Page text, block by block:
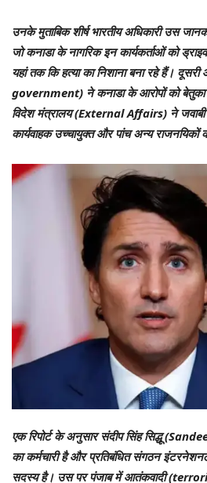
उनके मुताबिक शीर्ष भारतीय अधिकारी उस
जो कनाडा के नागरिक इन कार्यकर्ताओं को
यहां तक कि हत्या का निशाना बना रहे हैं।
government) ने कनाडा के आरोपों को बेतुका
विदेश मंत्रालय (External Affairs) ने जवाबी
कार्यवाहक उच्चायुक्त और पांच अन्य राजनयिकों
एक रिपोर्ट के अनुसार संदीप सिंह सिद्धू
का कर्मचारी है और प्रतिबंधित संगठन
सदस्य है। उस पर पंजाब में आतंकवादी